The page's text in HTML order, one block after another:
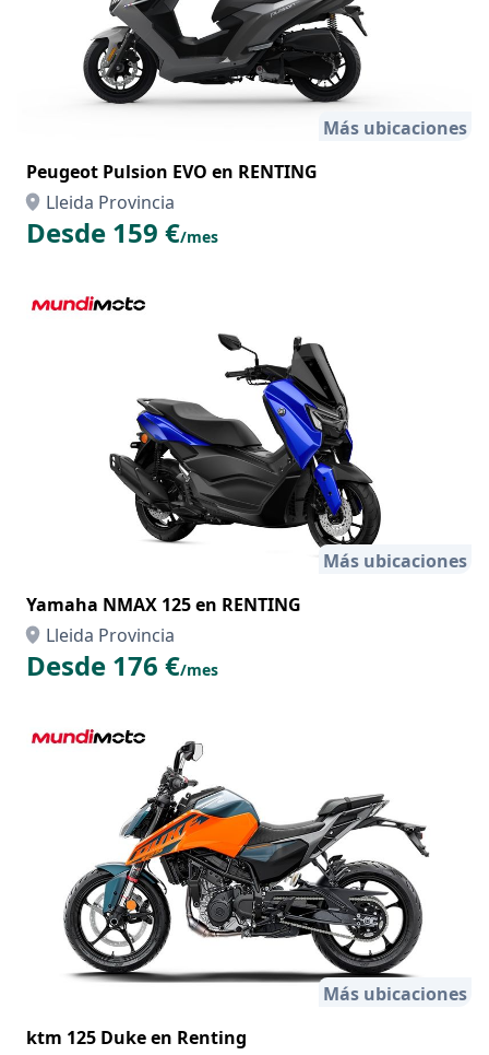
Más ubicaciones
Peugeot Pulsion EVO en RENTING
Lleida Provincia
Desde 159 €/mes
Más ubicaciones
Yamaha NMAX 125 en RENTING
Lleida Provincia
Desde 176 €/mes
Más ubicaciones
ktm 125 Duke en Renting